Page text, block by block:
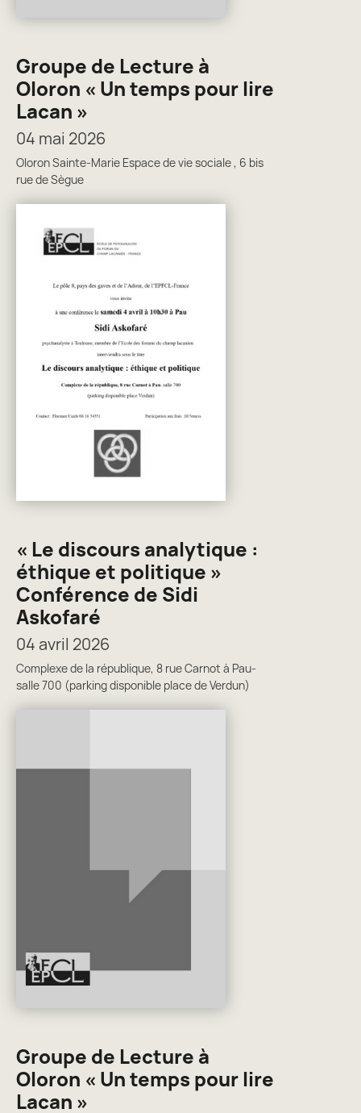
Groupe de Lecture à
Oloron « Un temps pour lire
Lacan »
04 mai 2026
Oloron Sainte-Marie Espace de vie sociale , 6 bis
rue de Sègue
« Le discours analytique :
éthique et politique »
Conférence de Sidi
Askofaré
04 avril 2026
Complexe de la république, 8 rue Carnot à Pau-
salle 700 (parking disponible place de Verdun)
Groupe de Lecture à
Oloron « Un temps pour lire
Lacan »